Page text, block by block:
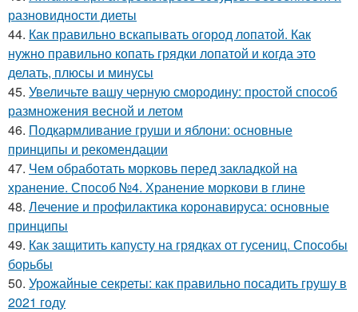
разновидности диеты
44. Как правильно вскапывать огород лопатой. Как
нужно правильно копать грядки лопатой и когда это
делать, плюсы и минусы
45. Увеличьте вашу черную смородину: простой способ
размножения весной и летом
46. Подкармливание груши и яблони: основные
принципы и рекомендации
47. Чем обработать морковь перед закладкой на
хранение. Способ №4. Хранение моркови в глине
48. Лечение и профилактика коронавируса: основные
принципы
49. Как защитить капусту на грядках от гусениц. Способы
борьбы
50. Урожайные секреты: как правильно посадить грушу в
2021 году